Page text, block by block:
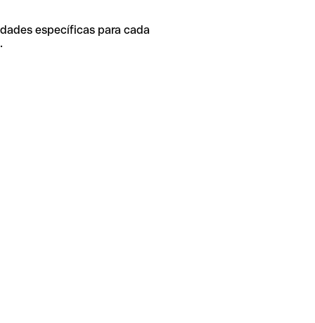
específicas para cada